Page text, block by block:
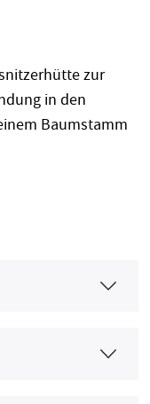
zur
in den
Baumstamm